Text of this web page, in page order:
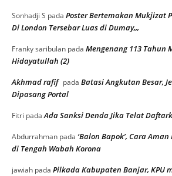
Sonhadji S pada Poster Bertemakan Mukjizat
Di London Tersebar Luas di Dumay,,,
Franky saribulan pada Mengenang 113 Tahun
Hidayatullah (2)
Akhmad rafif pada Batasi Angkutan Besar,
Dipasang Portal
Fitri padaAda Sanksi Denda Jika Telat
Abdurrahman pada ‘Balon Bapok’, Cara
di Tengah Wabah Korona
jawiah pada Pilkada Kabupaten Banjar, KPU